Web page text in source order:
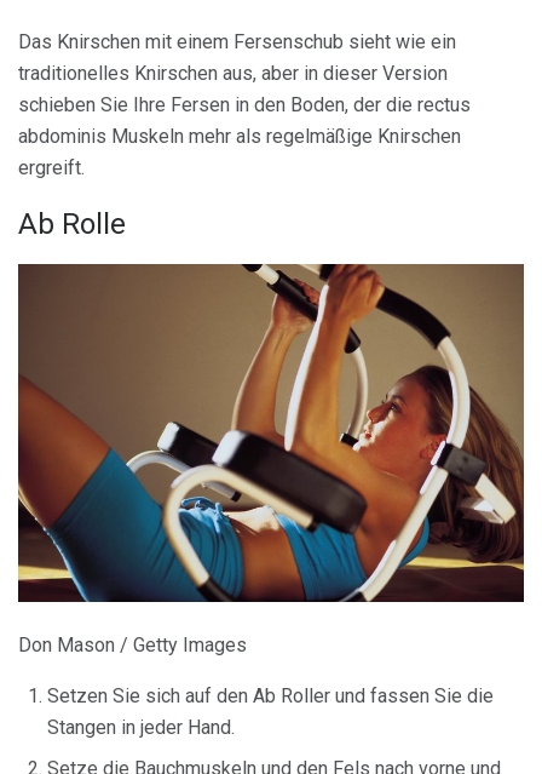
Das Knirschen mit einem Fersenschub sieht wie ein
traditionelles Knirschen aus, aber in dieser Version
schieben Sie Ihre Fersen in den Boden, der die rectus
abdominis Muskeln mehr als regelmäßige Knirschen
ergreift.
Ab Rolle
Don Mason / Getty Images
Setzen Sie sich auf den Ab Roller und fassen Sie die
Stangen in jeder Hand.
Setze die Bauchmuskeln und den Fels nach vorne und